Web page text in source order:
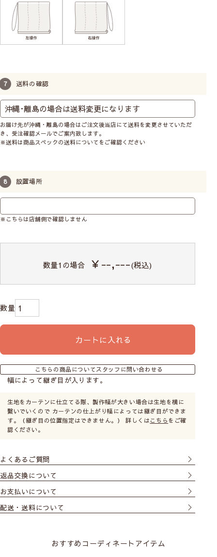
送料の確認
お届け先が沖縄・離島の場合はご注文後当店にて送料を変更させていただ
き、受注確認メールでご案内致します。
※送料は商品スペックの送料についてをご確認ください
設置場所
※こちらは店舗側で確認しません
数量1の場合 ￥--,---(税込)
カートに入れる
こちらの商品についてスタッフに問い合わせる
幅によって継ぎ目が入ります。
生地をカーテンに仕立てる際、製作幅が大きい場合は生地を横に
繋いでいくので カーテンの仕上がり幅によっては継ぎ目ができま
す。（継ぎ目の位置指定はできません。） 詳しくはこちら をご確
認ください。
よくあるご質問
返品交換について
お支払いについて
配送・送料について
おすすめコーディネートアイテム